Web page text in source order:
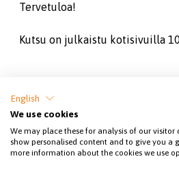
Tervetuloa!
Kutsu on julkaistu kotisivuilla
English
We use cookies
We may place these for analysis of our
show personalised content and to give you a
more information about the cookies we use